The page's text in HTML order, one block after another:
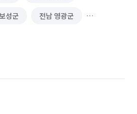
성군 전남 영광군